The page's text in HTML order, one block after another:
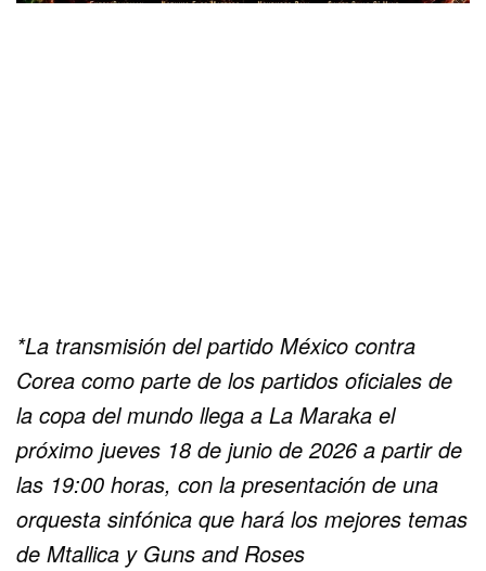
*La transmisión del partido México contra
Corea como parte de los partidos oficiales de
la copa del mundo llega a La Maraka el
próximo jueves 18 de junio de 2026 a partir de
las 19:00 horas, con la presentación de una
orquesta sinfónica que hará los mejores temas
de Mtallica y Guns and Roses